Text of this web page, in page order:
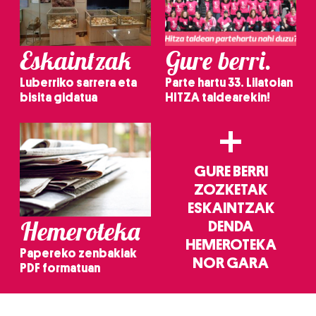
Eskaintzak
Luberriko sarrera eta
bisita gidatua
Gure berri.
Parte hartu 33. Lilatoian
HITZA taldearekin!
Hemeroteka
Papereko zenbakiak
PDF formatuan
+
GURE BERRI
ZOZKETAK
ESKAINTZAK
DENDA
HEMEROTEKA
NOR GARA